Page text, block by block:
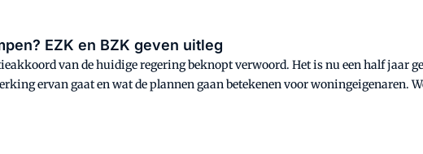
EZK en BZK geven uitleg
van de huidige regering beknopt verwoord. Het is nu een half jaar
ervan gaat en wat de plannen gaan betekenen voor woningeigenaren.